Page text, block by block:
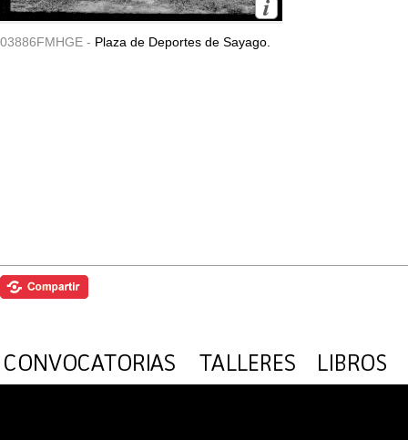
03886FMHGE - Plaza de Deportes de Sayago.